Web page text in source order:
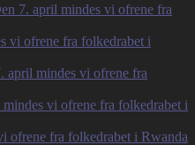
7. april mindes vi ofrene fra
vi ofrene fra folkedrabet i
april mindes vi ofrene fra
vi ofrene fra folkedrabet i
ofrene fra folkedrabet i Rwanda